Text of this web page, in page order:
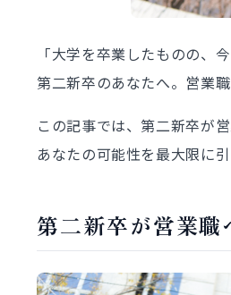
「大学を卒業したものの
第二新卒のあなたへ。営業
この記事では、第二新卒が
あなたの可能性を最大限に
第二新卒が営業職